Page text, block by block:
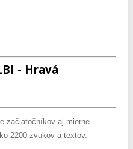
- Hravá
začiatočníkov aj mierne
2200 zvukov a textov.